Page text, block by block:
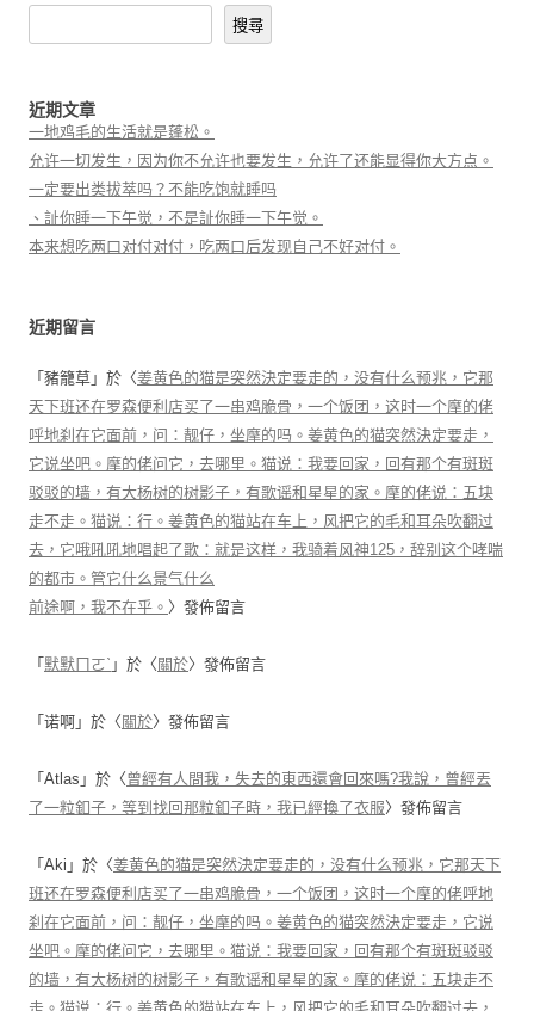
搜尋
近期文章
一地鸡毛的生活就是蓬松。
允许一切发生，因为你不允许也要发生，允许了还能显得你大方点。
一定要出类拔萃吗？不能吃饱就睡吗
、訨你睡一下午觉，不是訨你睡一下午觉。
本来想吃两口对付对付，吃两口后发现自己不好对付。
近期留言
「 豬籠草 」於〈姜黄色的猫是突然決定要走的，没有什么预兆，它那
天下班还在罗森便利店买了一串鸡脆骨，一个饭团，这时一个摩的佬
呼地刹在它面前，问：靓仔，坐摩的吗。姜黄色的猫突然決定要走，
它说坐吧。摩的佬问它，去哪里。猫说：我要回家，回有那个有斑斑
驳驳的墙，有大杨树的树影子，有歌谣和星星的家。摩的佬说：五块
走不走。猫说：行。姜黄色的猫站在车上，风把它的毛和耳朵吹翻过
去，它哦吼吼地唱起了歌：就是这样，我骑着风神125，辞别这个哮喘
的都市。管它什么景气什么
前途啊，我不在乎。 〉發佈留言
「 默默ㄇㄛˋ 」於〈 關於〉發佈留言
「 诺啊 」於〈 關於〉發佈留言
「 Atlas 」於〈曾經有人問我，失去的東西還會回來嗎?我說，曾經丟
了一粒釦子，等到找回那粒釦子時，我已經換了衣服〉發佈留言
「 Aki 」於〈姜黄色的猫是突然決定要走的，没有什么预兆，它那天下
班还在罗森便利店买了一串鸡脆骨，一个饭团，这时一个摩的佬呼地
刹在它面前，问：靓仔，坐摩的吗。姜黄色的猫突然決定要走，它说
坐吧。摩的佬问它，去哪里。猫说：我要回家，回有那个有斑斑驳驳
的墙，有大杨树的树影子，有歌谣和星星的家。摩的佬说：五块走不